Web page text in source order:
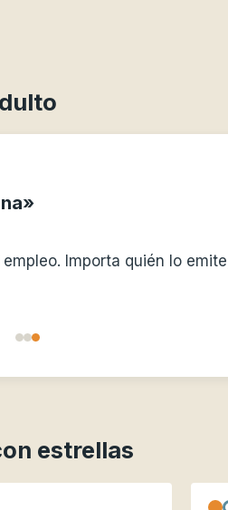
lo emite, qué evalúa y si
estrellas